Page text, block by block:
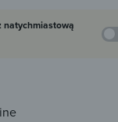
natychmiastową